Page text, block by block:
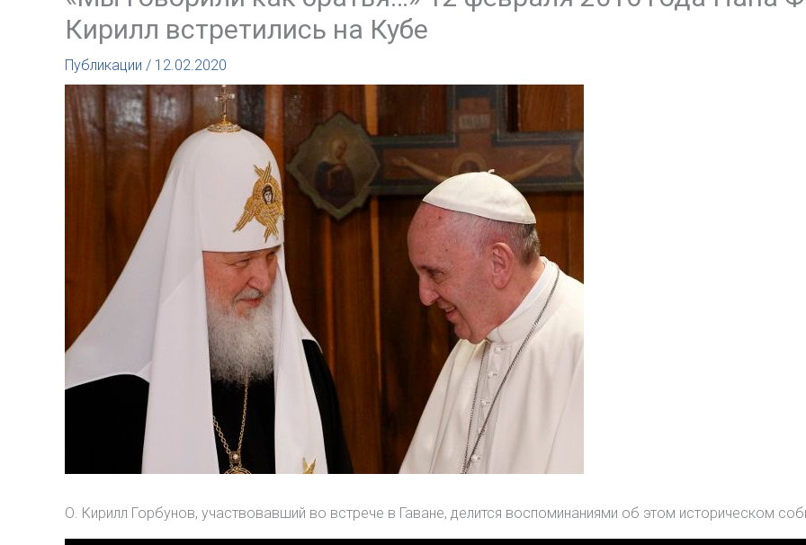
Кирилл встретились на Кубе
Публикации / 12.02.2020
О. Кирилл Горбунов, участвовавший во встрече в Гаване, делится воспоминаниями об этом историческом